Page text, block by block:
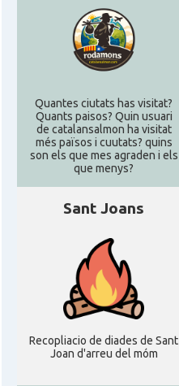
Quantes ciutats has visitat?
Quants paisos? Quin usuari
de catalansalmon ha visitat
més països i cuutats? quins
son els que mes agraden i els
que menys?
Sant Joans
Recopliacio de diades de Sant
Joan d'arreu del móm